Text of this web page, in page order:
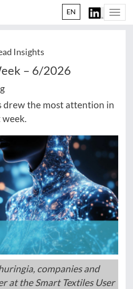
EN
Insights
– 6/2026
drew the most attention in
companies and
at the Smart Textiles User